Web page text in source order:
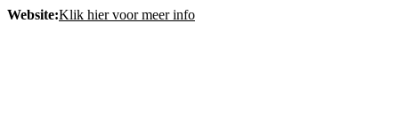
Website:Klik hier voor meer info